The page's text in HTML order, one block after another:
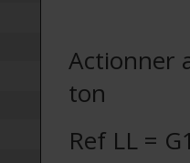
Actionner
ton
Ref LL =